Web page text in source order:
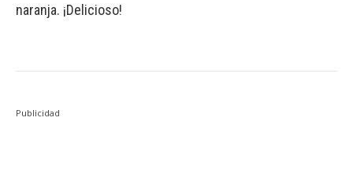
naranja. ¡Delicioso!
Publicidad